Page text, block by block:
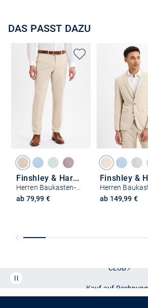
DAS PASST DAZU
Finshley & Harding
Herren Baukasten-Anzughose - California
ab 79,99 €
ab 149,99 €
CLUB
Kauf auf Rechnung